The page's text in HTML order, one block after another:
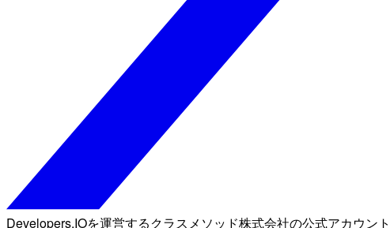
Developers.IOを運営するクラスメソッド株式会社の公式アカウン